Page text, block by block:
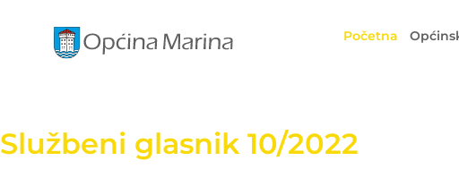
Početna
Službeni glasnik 10/2022